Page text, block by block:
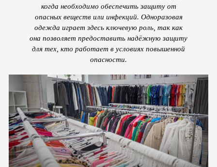
когда необходимо обеспечить защиту от
опасных веществ или инфекций. Одноразовая
одежда играет здесь ключевую роль, так как
она позволяет предоставить надёжную защиту
для тех, кто работает в условиях повышенной
опасности.